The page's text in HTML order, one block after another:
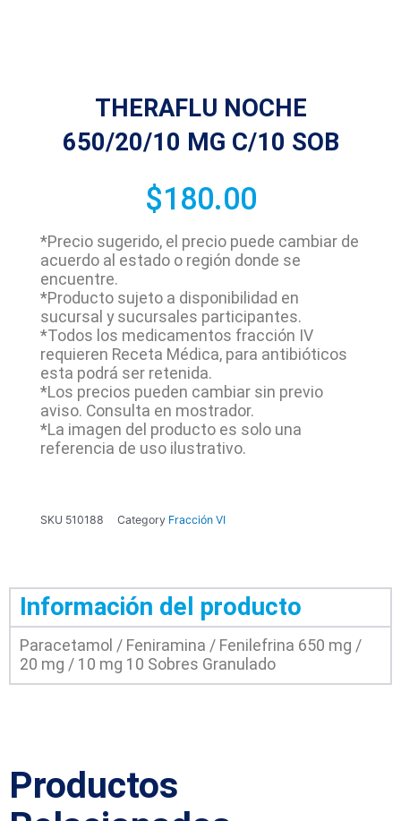
THERAFLU NOCHE
650/20/10 MG C/10 SOB
$180.00
*Precio sugerido, el precio puede cambiar de
acuerdo al estado o región donde se
encuentre.
*Producto sujeto a disponibilidad en
sucursal y sucursales participantes.
*Todos los medicamentos fracción IV
requieren Receta Médica, para antibióticos
esta podrá ser retenida.
*Los precios pueden cambiar sin previo
aviso. Consulta en mostrador.
*La imagen del producto es solo una
referencia de uso ilustrativo.
SKU 510188 Category Fracción VI
Información del producto
Paracetamol / Feniramina / Fenilefrina 650 mg /
20 mg / 10 mg 10 Sobres Granulado
Productos